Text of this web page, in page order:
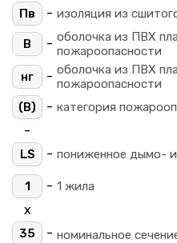
Пв
- изоляция из
В - оболочка из ПВХ
пожароопасности
нг
- оболочка из ПВХ
пожароопасности
(B)
- категория
-
LS - пониженное дымо- и
1 - 1 жила
х
35 - номинальное